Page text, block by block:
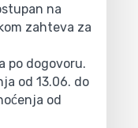
na
zahteva za
po dogovoru.
od 13.06. do
od